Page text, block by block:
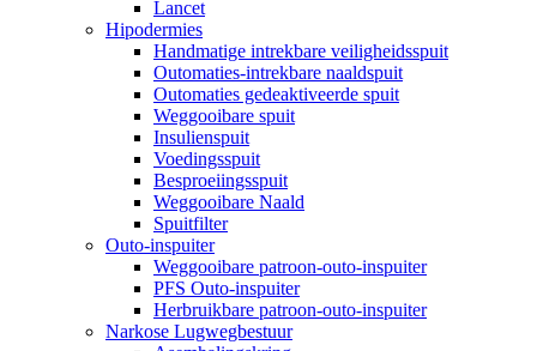
Lancet
Hipodermies
Handmatige intrekbare veiligheidsspuit
Outomaties-intrekbare naaldspuit
Outomaties gedeaktiveerde spuit
Weggooibare spuit
Insulienspuit
Voedingsspuit
Besproeiingsspuit
Weggooibare Naald
Spuitfilter
Outo-inspuiter
Weggooibare patroon-outo-inspuiter
PFS Outo-inspuiter
Herbruikbare patroon-outo-inspuiter
Narkose Lugwegbestuur